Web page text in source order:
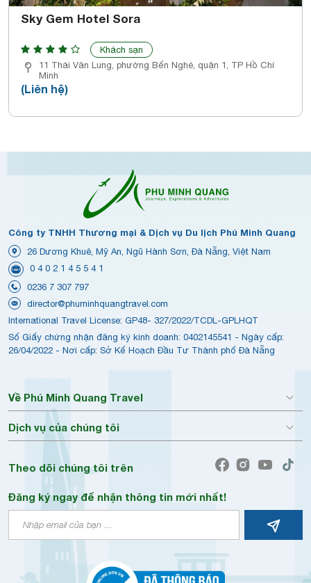
Sky Gem Hotel Sora
Khách sạn
11 Thái Văn Lung, phường Bến Nghé, quận 1, TP Hồ Chí
Minh
(Liên hệ)
Công ty TNHH Thương mại & Dịch vụ Du lịch Phú Minh Quang
26 Dương Khuê, Mỹ An, Ngũ Hành Sơn, Đà Nẵng, Việt Nam
0 4 0 2 1 4 5 5 4 1
0236 7 307 797
director@phuminhquangtravel.com
International Travel License: GP48- 327/2022/TCDL-GPLHQT
Số Giấy chứng nhận đăng ký kinh doanh: 0402145541 - Ngày cấp:
26/04/2022 - Nơi cấp: Sở Kế Hoạch Đầu Tư Thành phố Đà Nẵng
Về Phú Minh Quang Travel
Dịch vụ của chúng tôi
Theo dõi chúng tôi trên
Đăng ký ngay để nhận thông tin mới nhất!